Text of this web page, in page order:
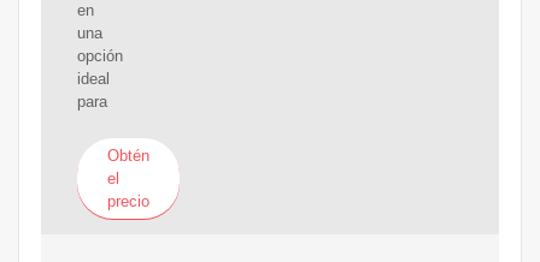
en
una
opción
ideal
para
Obtén
el
precio